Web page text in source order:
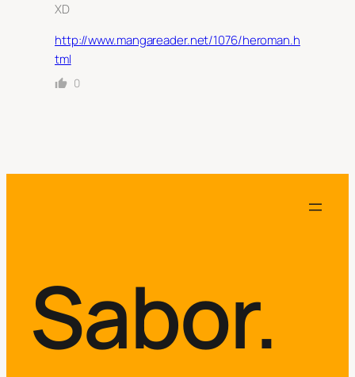
XD
http://www.mangareader.net/1076/heroman.h
tml
0
Sabor.